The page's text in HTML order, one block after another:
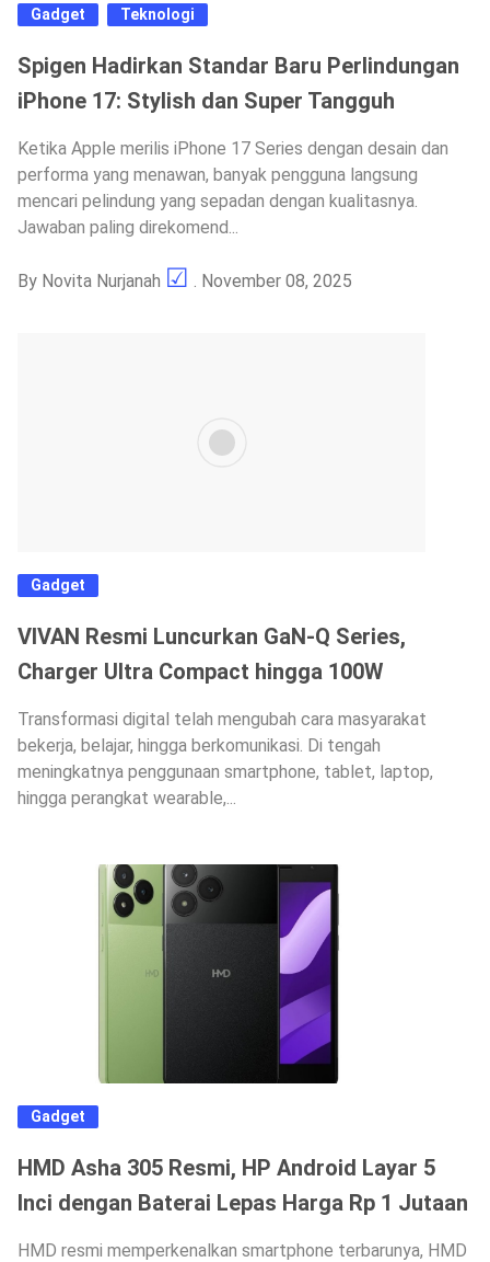
Gadget Teknologi
Spigen Hadirkan Standar Baru Perlindungan
iPhone 17: Stylish dan Super Tangguh
Ketika Apple merilis iPhone 17 Series dengan desain dan
performa yang menawan, banyak pengguna langsung
mencari pelindung yang sepadan dengan kualitasnya.
Jawaban paling direkomend...
By Novita Nurjanah . November 08, 2025
Gadget
VIVAN Resmi Luncurkan GaN-Q Series,
Charger Ultra Compact hingga 100W
Transformasi digital telah mengubah cara masyarakat
bekerja, belajar, hingga berkomunikasi. Di tengah
meningkatnya penggunaan smartphone, tablet, laptop,
hingga perangkat wearable,...
Gadget
HMD Asha 305 Resmi, HP Android Layar 5
Inci dengan Baterai Lepas Harga Rp 1 Jutaan
HMD resmi memperkenalkan smartphone terbarunya, HMD